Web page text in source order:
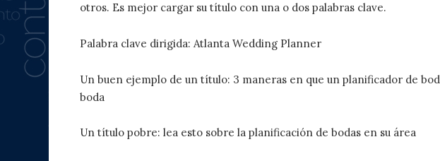
otros. Es mejor cargar su título con una o dos palabras clave.
Palabra clave dirigida: Atlanta Wedding Planner
Un buen ejemplo de un título: 3 maneras en que un planificador de
boda
Un título pobre: ​​lea esto sobre la planificación de bodas en su área